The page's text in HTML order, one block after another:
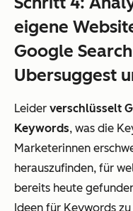
eigene
Google
Ubersuggest
Leider verschlüsselt
Keywords, was die
Marketerinnen
herauszufinden, für
bereits heute
Ideen für Keywords